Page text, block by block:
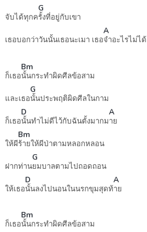
จับได้ทุกค
G
รั้งที่อยู่กับเขา
เธอบอกว่าวันนั้นเธอนะเมา เธอ
A
จำอะไรไม่ได้
ก็เธอ
Bm
นั้นกระทำผิดศีลข้อสาม
และเธอ
G
นั้นประพฤติผิดศีลในกาม
ก็เธอ
D
นั้นทำไม่ดีไว้กับฉันตั้งมากม
A
าย
ให้ผี
Bm
ร้ายให้ผีป่าตามหลอกหลอน
ฝากท่าน
G
ยมบาลตามไปถอดถอน
ให้เธอ
D
นั้นลงไปนอนในนรกขุมสุดท้
A
าย
ก็เธอ
Bm
นั้นกระทำผิดศีลข้อสาม